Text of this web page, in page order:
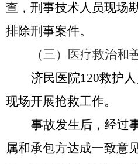
查，刑事技术人员现场
排除刑事案件。
（三）医疗救治和
济民医院120救护
现场开展抢救工作。
事故发生后，经过
属和承包方达成一致意